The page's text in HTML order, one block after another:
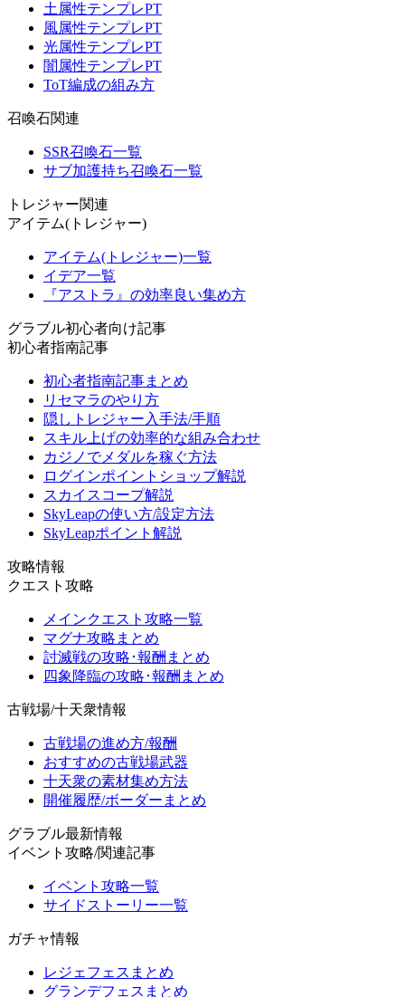
土属性テンプレPT
風属性テンプレPT
光属性テンプレPT
闇属性テンプレPT
ToT編成の組み方
召喚石関連
SSR召喚石一覧
サブ加護持ち召喚石一覧
トレジャー関連
アイテム(トレジャー)
アイテム(トレジャー)一覧
イデア一覧
『アストラ』の効率良い集め方
グラブル初心者向け記事
初心者指南記事
初心者指南記事まとめ
リセマラのやり方
隠しトレジャー入手法/手順
スキル上げの効率的な組み合わせ
カジノでメダルを稼ぐ方法
ログインポイントショップ解説
スカイスコープ解説
SkyLeapの使い方/設定方法
SkyLeapポイント解説
攻略情報
クエスト攻略
メインクエスト攻略一覧
マグナ攻略まとめ
討滅戦の攻略･報酬まとめ
四象降臨の攻略･報酬まとめ
古戦場/十天衆情報
古戦場の進め方/報酬
おすすめの古戦場武器
十天衆の素材集め方法
開催履歴/ボーダーまとめ
グラブル最新情報
イベント攻略/関連記事
イベント攻略一覧
サイドストーリー一覧
ガチャ情報
レジェフェスまとめ
グランデフェスまとめ